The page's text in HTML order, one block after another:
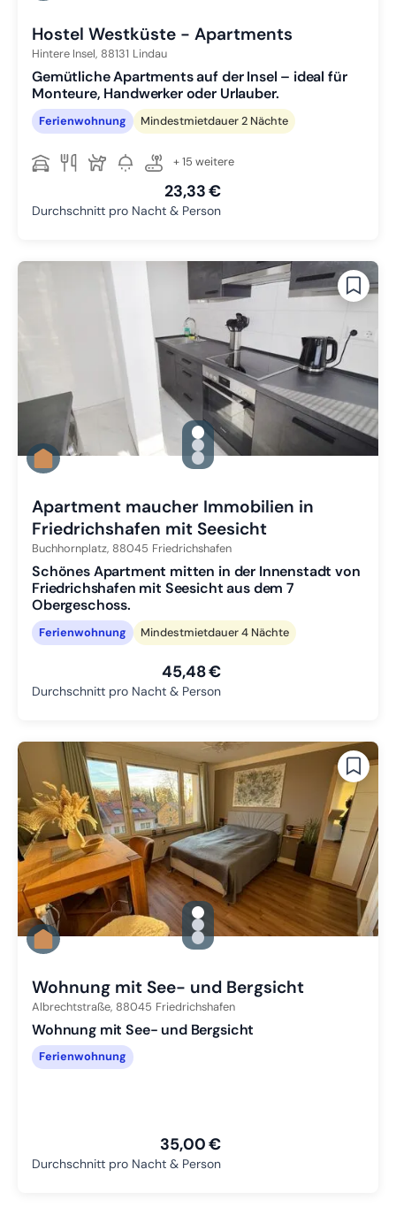
Hostel Westküste - Apartments
Hintere Insel, 88131 Lindau
Gemütliche Apartments auf der Insel – ideal für
Monteure, Handwerker oder Urlauber.
Ferienwohnung Mindestmietdauer 2 Nächte
+ 15 weitere
23,33 €
Durchschnitt pro Nacht & Person
gallery.slide_selector
Zu Slide 1 wechseln
Zu Slide 2 wechseln
Zu Slide 3 wechseln
Apartment maucher Immobilien in
Friedrichshafen mit Seesicht
Buchhornplatz, 88045 Friedrichshafen
Schönes Apartment mitten in der Innenstadt von
Friedrichshafen mit Seesicht aus dem 7
Obergeschoss.
Ferienwohnung Mindestmietdauer 4 Nächte
45,48 €
Durchschnitt pro Nacht & Person
gallery.slide_selector
Zu Slide 1 wechseln
Zu Slide 2 wechseln
Zu Slide 3 wechseln
Wohnung mit See- und Bergsicht
Albrechtstraße, 88045 Friedrichshafen
Wohnung mit See- und Bergsicht
Ferienwohnung
35,00 €
Durchschnitt pro Nacht & Person